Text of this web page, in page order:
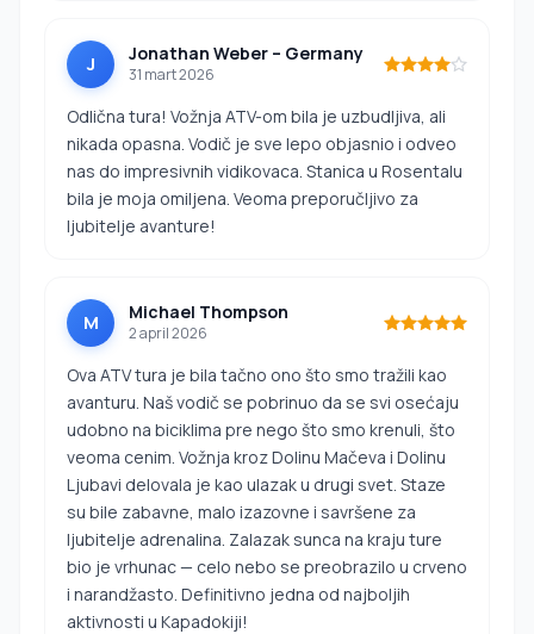
J Jonathan Weber – Germany
31 mart 2026
Odlična tura! Vožnja ATV-om bila je uzbudljiva, ali
nikada opasna. Vodič je sve lepo objasnio i odveo
nas do impresivnih vidikovaca. Stanica u Rosentalu
bila je moja omiljena. Veoma preporučljivo za
ljubitelje avanture!
M Michael Thompson
2 april 2026
Ova ATV tura je bila tačno ono što smo tražili kao
avanturu. Naš vodič se pobrinuo da se svi osećaju
udobno na biciklima pre nego što smo krenuli, što
veoma cenim. Vožnja kroz Dolinu Mačeva i Dolinu
Ljubavi delovala je kao ulazak u drugi svet. Staze
su bile zabavne, malo izazovne i savršene za
ljubitelje adrenalina. Zalazak sunca na kraju ture
bio je vrhunac — celo nebo se preobrazilo u crveno
i narandžasto. Definitivno jedna od najboljih
aktivnosti u Kapadokiji!